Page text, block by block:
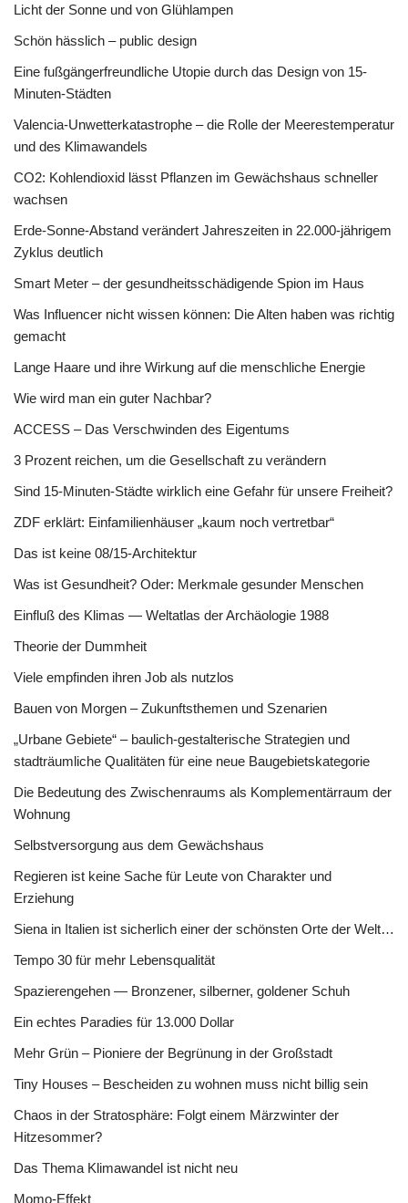
Licht der Sonne und von Glühlampen
Schön hässlich – public design
Eine fußgängerfreundliche Utopie durch das Design von 15-
Minuten-Städten
Valencia-Unwetterkatastrophe – die Rolle der Meerestemperatur
und des Klimawandels
CO2: Kohlendioxid lässt Pflanzen im Gewächshaus schneller
wachsen
Erde-Sonne-Abstand verändert Jahreszeiten in 22.000-jährigem
Zyklus deutlich
Smart Meter – der gesundheitsschädigende Spion im Haus
Was Influencer nicht wissen können: Die Alten haben was richtig
gemacht
Lange Haare und ihre Wirkung auf die menschliche Energie
Wie wird man ein guter Nachbar?
ACCESS – Das Verschwinden des Eigentums
3 Prozent reichen, um die Gesellschaft zu verändern
Sind 15-Minuten-Städte wirklich eine Gefahr für unsere Freiheit?
ZDF erklärt: Einfamilienhäuser „kaum noch vertretbar“
Das ist keine 08/15-Architektur
Was ist Gesundheit? Oder: Merkmale gesunder Menschen
Einfluß des Klimas — Weltatlas der Archäologie 1988
Theorie der Dummheit
Viele empfinden ihren Job als nutzlos
Bauen von Morgen – Zukunftsthemen und Szenarien
„Urbane Gebiete“ – baulich-gestalterische Strategien und
stadträumliche Qualitäten für eine neue Baugebietskategorie
Die Bedeutung des Zwischenraums als Komplementärraum der
Wohnung
Selbstversorgung aus dem Gewächshaus
Regieren ist keine Sache für Leute von Charakter und
Erziehung
Siena in Italien ist sicherlich einer der schönsten Orte der Welt…
Tempo 30 für mehr Lebensqualität
Spazierengehen — Bronzener, silberner, goldener Schuh
Ein echtes Paradies für 13.000 Dollar
Mehr Grün – Pioniere der Begrünung in der Großstadt
Tiny Houses – Bescheiden zu wohnen muss nicht billig sein
Chaos in der Stratosphäre: Folgt einem Märzwinter der
Hitzesommer?
Das Thema Klimawandel ist nicht neu
Momo-Effekt